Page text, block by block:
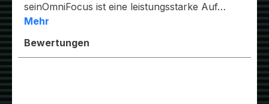
seinOmniFocus ist eine leistungsstarke Auf…
Mehr
Bewertungen